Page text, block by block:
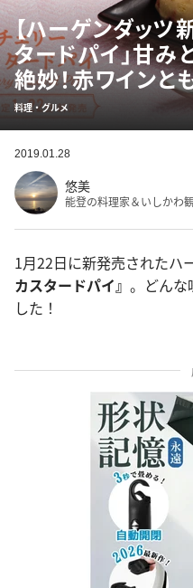
【ハーゲンダッツ
タードパイ」甘
絶妙！赤ワインと
料理・グルメ
2019.01.28
悠美
能登の料理家＆いしかわ
1月22日に新発売されたハ
カスタードパイ』 。どんな
した！